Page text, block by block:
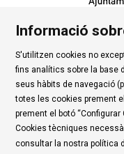
Contacte |
Ús de Cookies
|
Link a rss
Informació
S'utilitzen cookies no
fins analítics sobre la base
seus hàbits de navegació
totes les cookies prement
prement el botó
Cookies tècniques
consultar la nostra política